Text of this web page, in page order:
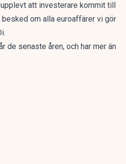
att investerare kommit till
om alla euroaffärer vi gör
de senaste åren, och har mer än